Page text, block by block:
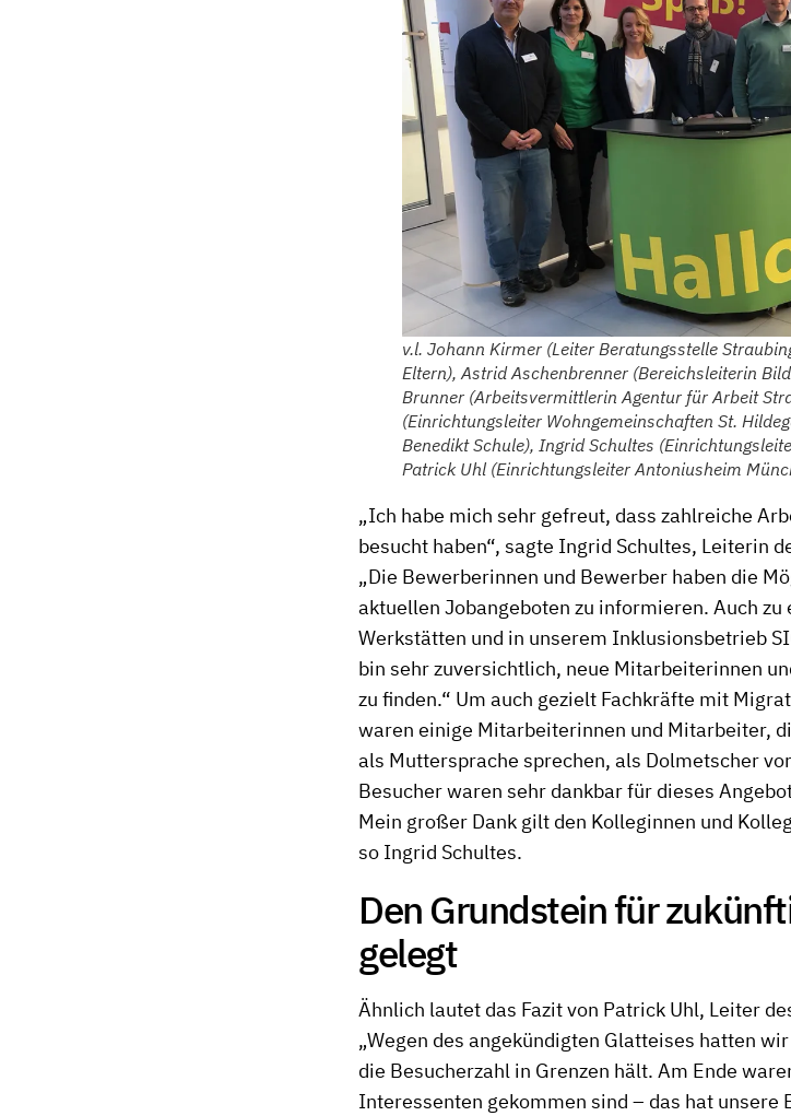
v.l. Johann Kirmer (Leiter Beratungsstelle
Eltern), Astrid Aschenbrenner (Bereichsleiterin
Brunner (Arbeitsvermittlerin Agentur für Arbeit
(Einrichtungsleiter Wohngemeinschaften St.
Benedikt Schule), Ingrid Schultes
Patrick Uhl (Einrichtungsleiter Antoniusheim
„Ich habe mich sehr gefreut, dass zahlreiche
besucht haben“, sagte Ingrid Schultes, Leiterin
„Die Bewerberinnen und Bewerber haben die
aktuellen Jobangeboten zu informieren. Auch
Werkstätten und in unserem Inklusionsbetrieb
bin sehr zuversichtlich, neue Mitarbeiterinnen
zu finden.“ Um auch gezielt Fachkräfte mit
waren einige Mitarbeiterinnen und Mitarbeiter,
als Muttersprache sprechen, als Dolmetscher
Besucher waren sehr dankbar für dieses
Mein großer Dank gilt den Kolleginnen und
so Ingrid Schultes.
Den Grundstein für
gelegt
Ähnlich lautet das Fazit von Patrick Uhl, Leiter
„Wegen des angekündigten Glatteises hatten
die Besucherzahl in Grenzen hält. Am Ende
Interessenten gekommen sind – das hat